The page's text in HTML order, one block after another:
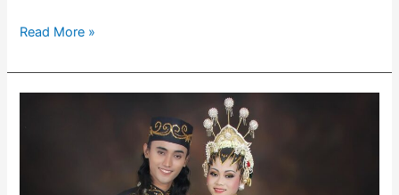
Read More »